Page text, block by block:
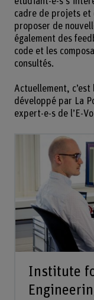
cadre de projets
proposer de
également des
code et les
consultés.
Actuellement,
développé par La
expert-e-s de l’E-
Institute